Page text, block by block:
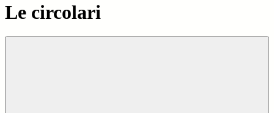
Le circolari